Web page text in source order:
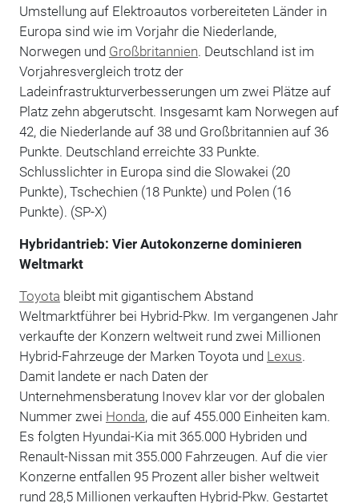
Umstellung auf Elektroautos vorbereiteten Länder in
Europa sind wie im Vorjahr die Niederlande,
Norwegen und Großbritannien. Deutschland ist im
Vorjahresvergleich trotz der
Ladeinfrastrukturverbesserungen um zwei Plätze auf
Platz zehn abgerutscht. Insgesamt kam Norwegen auf
42, die Niederlande auf 38 und Großbritannien auf 36
Punkte. Deutschland erreichte 33 Punkte.
Schlusslichter in Europa sind die Slowakei (20
Punkte), Tschechien (18 Punkte) und Polen (16
Punkte). (SP-X)
Hybridantrieb: Vier Autokonzerne dominieren
Weltmarkt
Toyota bleibt mit gigantischem Abstand
Weltmarktführer bei Hybrid-Pkw. Im vergangenen Jahr
verkaufte der Konzern weltweit rund zwei Millionen
Hybrid-Fahrzeuge der Marken Toyota und Lexus.
Damit landete er nach Daten der
Unternehmensberatung Inovev klar vor der globalen
Nummer zwei Honda, die auf 455.000 Einheiten kam.
Es folgten Hyundai-Kia mit 365.000 Hybriden und
Renault-Nissan mit 355.000 Fahrzeugen. Auf die vier
Konzerne entfallen 95 Prozent aller bisher weltweit
rund 28,5 Millionen verkauften Hybrid-Pkw. Gestartet